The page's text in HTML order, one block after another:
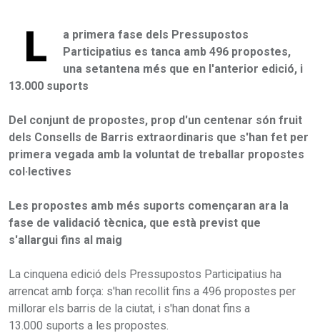
L
a primera fase dels Pressupostos
Participatius es tanca amb 496 propostes,
una setantena més que en l'anterior edició, i
13.000 suports
Del conjunt de propostes, prop d'un centenar són fruit
dels Consells de Barris extraordinaris que s'han fet per
primera vegada amb la voluntat de treballar propostes
col·lectives
Les propostes amb més suports començaran ara la
fase de validació tècnica, que està previst que
s'allargui fins al maig
La cinquena edició dels Pressupostos Participatius ha
arrencat amb força: s'han recollit fins a 496 propostes per
millorar els barris de la ciutat, i s'han donat fins a
13.000 suports a les propostes.